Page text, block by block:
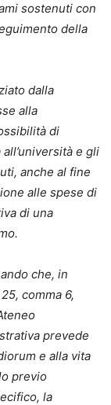
sostenuti con
della
dalla
alla
di
e gli
anche al fine
alle spese di
di una
che, in
comma 6,
prevede
e alla vita
previo
la